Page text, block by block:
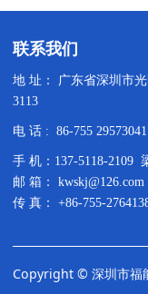
联系我们
地 址： 广东省深圳市
3113
电 话 : 86-755
手 机：137-5118-2109
邮 箱：
传 真： +86-755-
Copyright © 深圳市福